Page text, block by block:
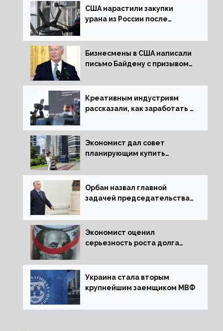
США нарастили закупки
урана из России после
Бизнесмены в США написали
письмо Байдену с призывом
Креативным индустриям
рассказали, как заработать 2
экономики
Экономист дал совет
планирующим купить
Орбан назвал главной
задачей председательства
за мир
Экономист оценил
серьезность роста долга
Украина стала вторым
крупнейшим заемщиком МВФ